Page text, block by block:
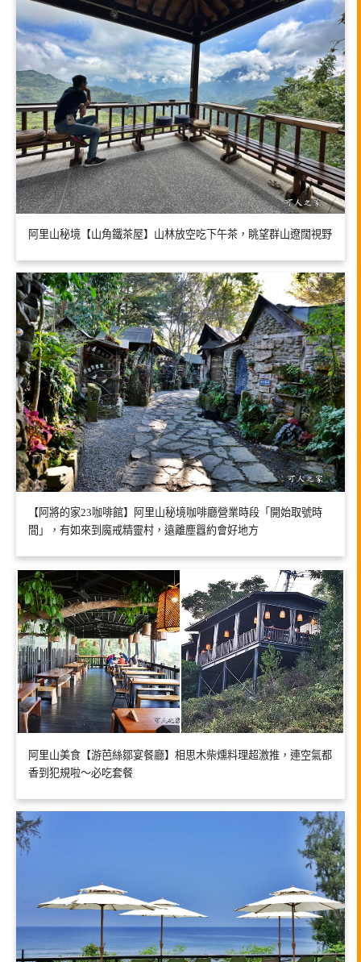
阿里山秘境【山角鐵茶屋】山林放空吃下午茶，眺望群山遼闊視野
【阿將的家23咖啡館】阿里山秘境咖啡廳營業時段「開始取號時
間」，有如來到魔戒精靈村，遠離塵囂約會好地方
阿里山美食【游芭絲鄒宴餐廳】相思木柴燻料理超激推，連空氣都
香到犯規啦～必吃套餐